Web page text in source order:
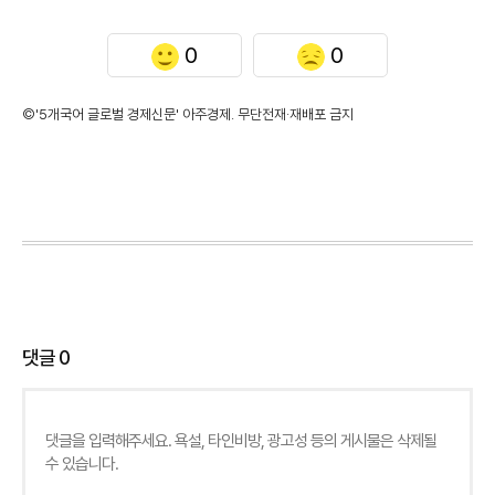
0 0
©'5개국어 글로벌 경제신문' 아주경제. 무단전재·재배포 금지
댓글0